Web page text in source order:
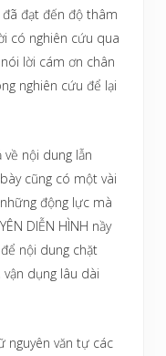
đạt đến độ thâm
có nghiên cứu qua
lời cám ơn chân
nghiên cứu để lại
nội dung lẫn
cũng có một vài
động lực mà
DIỄN HÌNH nầy
nội dung chặt
dụng lâu dài
nguyên văn tự các